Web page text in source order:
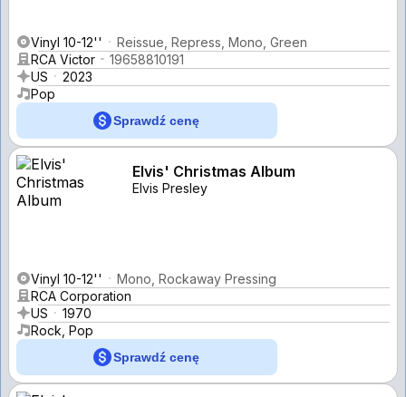
Vinyl 10-12''
Reissue, Repress, Mono, Green
RCA Victor
19658810191
US
2023
Pop
Sprawdź cenę
Elvis' Christmas Album
Elvis Presley
Vinyl 10-12''
Mono, Rockaway Pressing
RCA Corporation
US
1970
Rock, Pop
Sprawdź cenę